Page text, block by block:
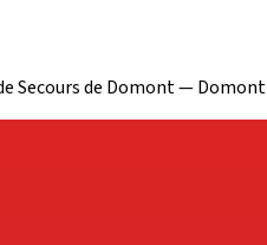
Secours de Domont — Domont